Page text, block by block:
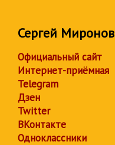
Сергей Миронов
Официальный сайт
Интернет-приёмная
Telegram
Дзен
Twitter
ВКонтакте
Одноклассники